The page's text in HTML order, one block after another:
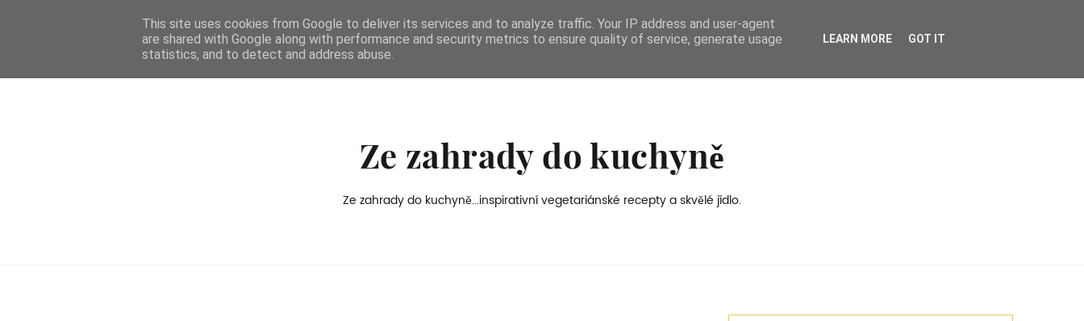
BOXEDVERSION
Ze zahrady do kuchyně
Ze zahrady do kuchyně...inspirativní vegetariánské recepty a skvělé jídlo.
This site uses cookies from Google to deliver its services and to analyze traffic. Your IP address and user-agent
are shared with Google along with performance and security metrics to ensure quality of service, generate usage
statistics, and to detect and address abuse.
LEARN MORE GOT IT